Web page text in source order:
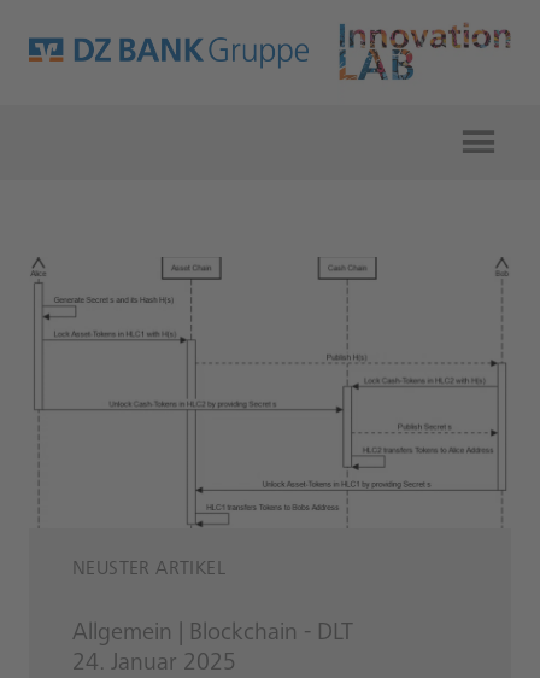
NEUSTER ARTIKEL
Allgemein
Blockchain - DLT
24. Januar 2025